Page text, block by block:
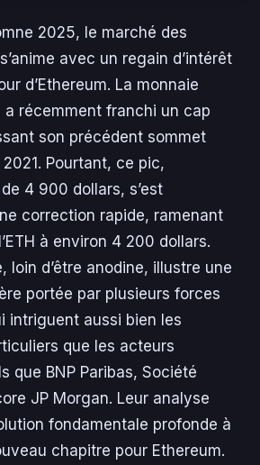
2025, le marché des
avec un regain d’intérêt
d’Ethereum. La monnaie
a récemment franchi un cap
son précédent sommet
Pourtant, ce pic,
4 900 dollars, s’est
correction rapide, ramenant
à environ 4 200 dollars.
loin d’être anodine, illustre une
portée par plusieurs forces
intriguent aussi bien les
que les acteurs
que BNP Paribas, Société
JP Morgan. Leur analyse
fondamentale profonde à
chapitre pour Ethereum.